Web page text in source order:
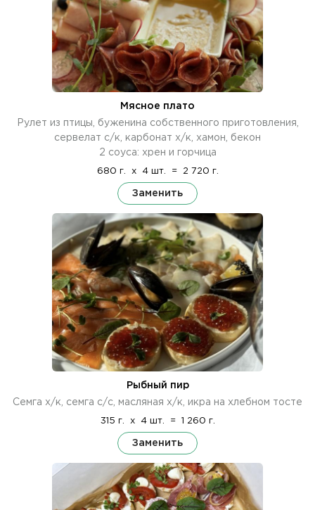
Мясное плато
Рулет из птицы, буженина собственного приготовления,
сервелат с/к, карбонат х/к, хамон, бекон
2 соуса: хрен и горчица
680 г. x 4 шт. = 2 720 г.
Заменить
Рыбный пир
Семга х/к, семга с/с, масляная х/к, икра на хлебном тосте
315 г. x 4 шт. = 1 260 г.
Заменить